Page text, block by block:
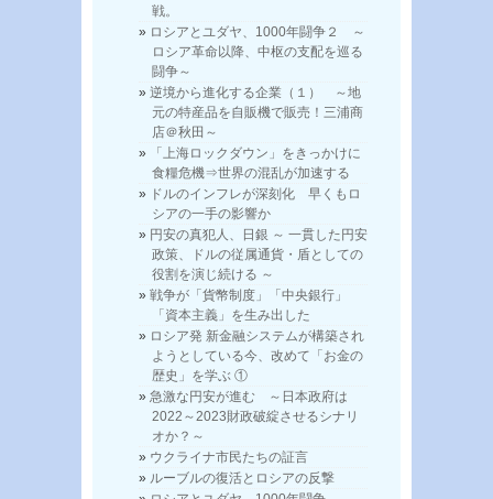
戦。
ロシアとユダヤ、1000年闘争２ ～
ロシア革命以降、中枢の支配を巡る
闘争～
逆境から進化する企業（１） ～地
元の特産品を自販機で販売！三浦商
店＠秋田～
「上海ロックダウン」をきっかけに
食糧危機⇒世界の混乱が加速する
ドルのインフレが深刻化 早くもロ
シアの一手の影響か
円安の真犯人、日銀 ～ 一貫した円安
政策、ドルの従属通貨・盾としての
役割を演じ続ける ～
戦争が「貨幣制度」「中央銀行」
「資本主義」を生み出した
ロシア発 新金融システムが構築され
ようとしている今、改めて「お金の
歴史」を学ぶ ①
急激な円安が進む ～日本政府は
2022～2023財政破綻させるシナリ
オか？～
ウクライナ市民たちの証言
ルーブルの復活とロシアの反撃